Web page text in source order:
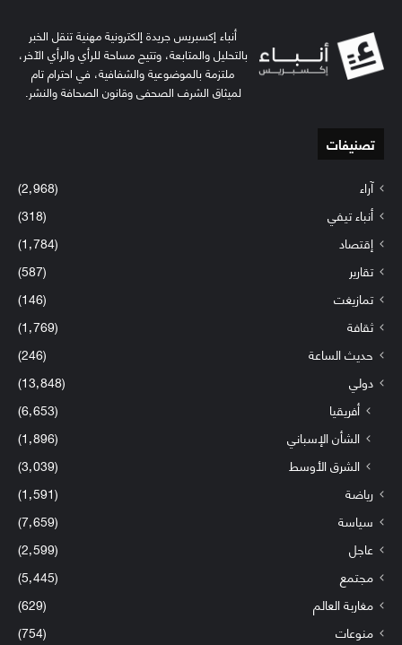
أنباء إكسبريس جريدة إلكترونية مهنية تنقل الخبر
بالتحليل والمتابعة، وتتيح مساحة للرأي والرأي الآخر،
ملتزمة بالموضوعية والشفافية، في احترام تام
لميثاق الشرف الصحفي وقانون الصحافة والنشر.
تصنيفات
آراء
(2٬968)
أنباء تيفي
(318)
إقتصاد
(1٬784)
تقارير
(587)
تمازيغت
(146)
ثقافة
(1٬769)
حديث الساعة
(246)
دولي
(13٬848)
أفريقيا
(6٬653)
الشأن الإسباني
(1٬896)
الشرق الأوسط
(3٬039)
رياضة
(1٬591)
سياسة
(7٬659)
عاجل
(2٬599)
مجتمع
(5٬445)
مغاربة العالم
(629)
منوعات
(754)